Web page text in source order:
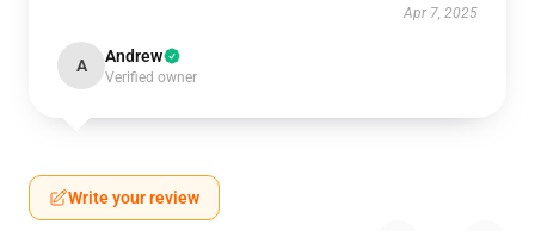
Apr 7, 2025
A Andrew
Verified owner
Write your review